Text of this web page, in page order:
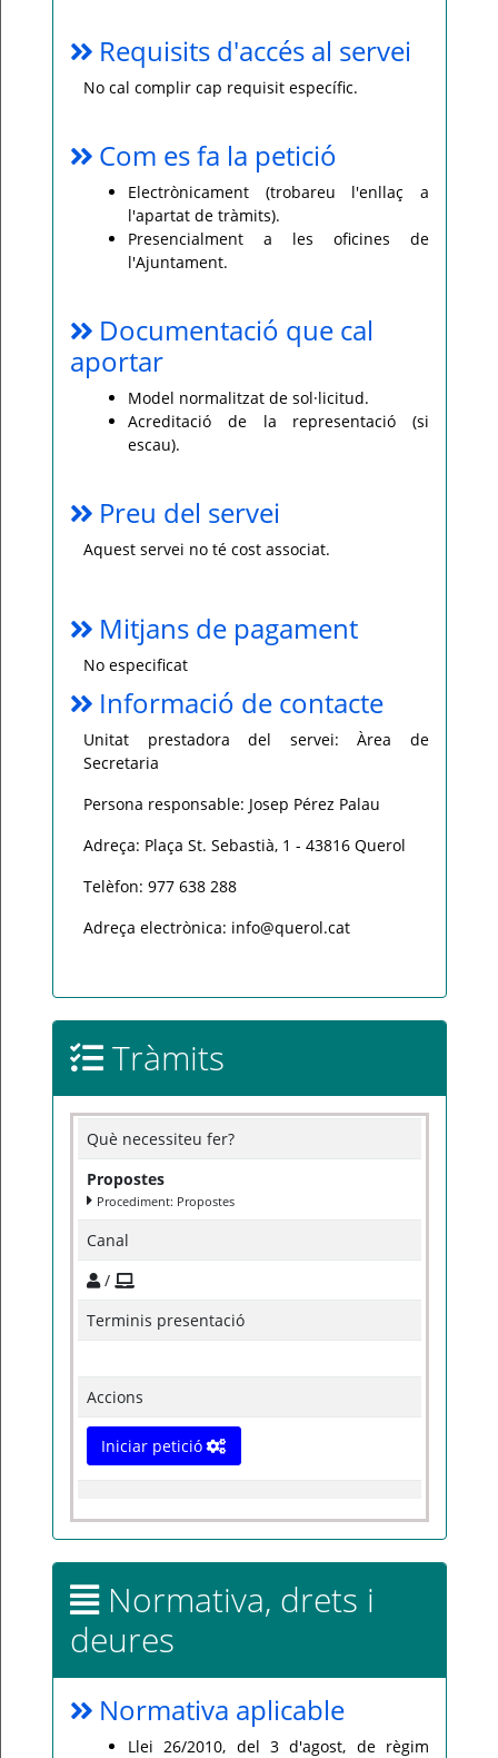
Requisits d'accés al servei
No cal complir cap requisit específic.
Com es fa la petició
Electrònicament (trobareu l'enllaç a
l'apartat de tràmits).
Presencialment a les oficines de
l'Ajuntament.
Documentació que cal
aportar
Model normalitzat de sol·licitud.
Acreditació de la representació (si
escau).
Preu del servei
Aquest servei no té cost associat.
Mitjans de pagament
No especificat
Informació de contacte
Unitat prestadora del servei: Àrea de
Secretaria
Persona responsable: Josep Pérez Palau
Adreça: Plaça St. Sebastià, 1 - 43816 Querol
Telèfon: 977 638 288
Adreça electrònica: info@querol.cat
Tràmits
Què necessiteu fer?
Propostes
Procediment: Propostes
Canal
/
Terminis presentació
Accions
Iniciar petició
Normativa, drets i
deures
Normativa aplicable
Llei 26/2010, del 3 d'agost, de règim